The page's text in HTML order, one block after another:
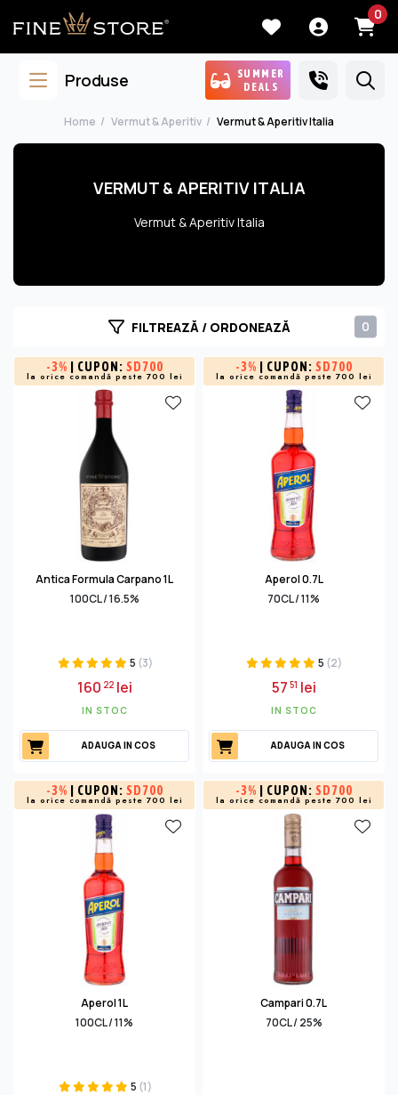
0
Produse
SUMMER
DEALS
Home Vermut & Aperitiv Vermut & Aperitiv Italia
VERMUT & APERITIV ITALIA
Vermut & Aperitiv Italia
FILTREAZĂ / ORDONEAZĂ 0
-3% | CUPON: SD700
la orice comandă peste 700 lei
Antica Formula Carpano 1L
100CL / 16.5%
5 (3)
160 22lei
IN STOC
ADAUGA IN COS
-3% | CUPON: SD700
la orice comandă peste 700 lei
Aperol 0.7L
70CL / 11%
5 (2)
5751 lei
IN STOC
ADAUGA IN COS
-3% | CUPON: SD700
la orice comandă peste 700 lei
Aperol 1L
100CL / 11%
5 (1)
-3% | CUPON: SD700
la orice comandă peste 700 lei
Campari 0.7L
70CL / 25%